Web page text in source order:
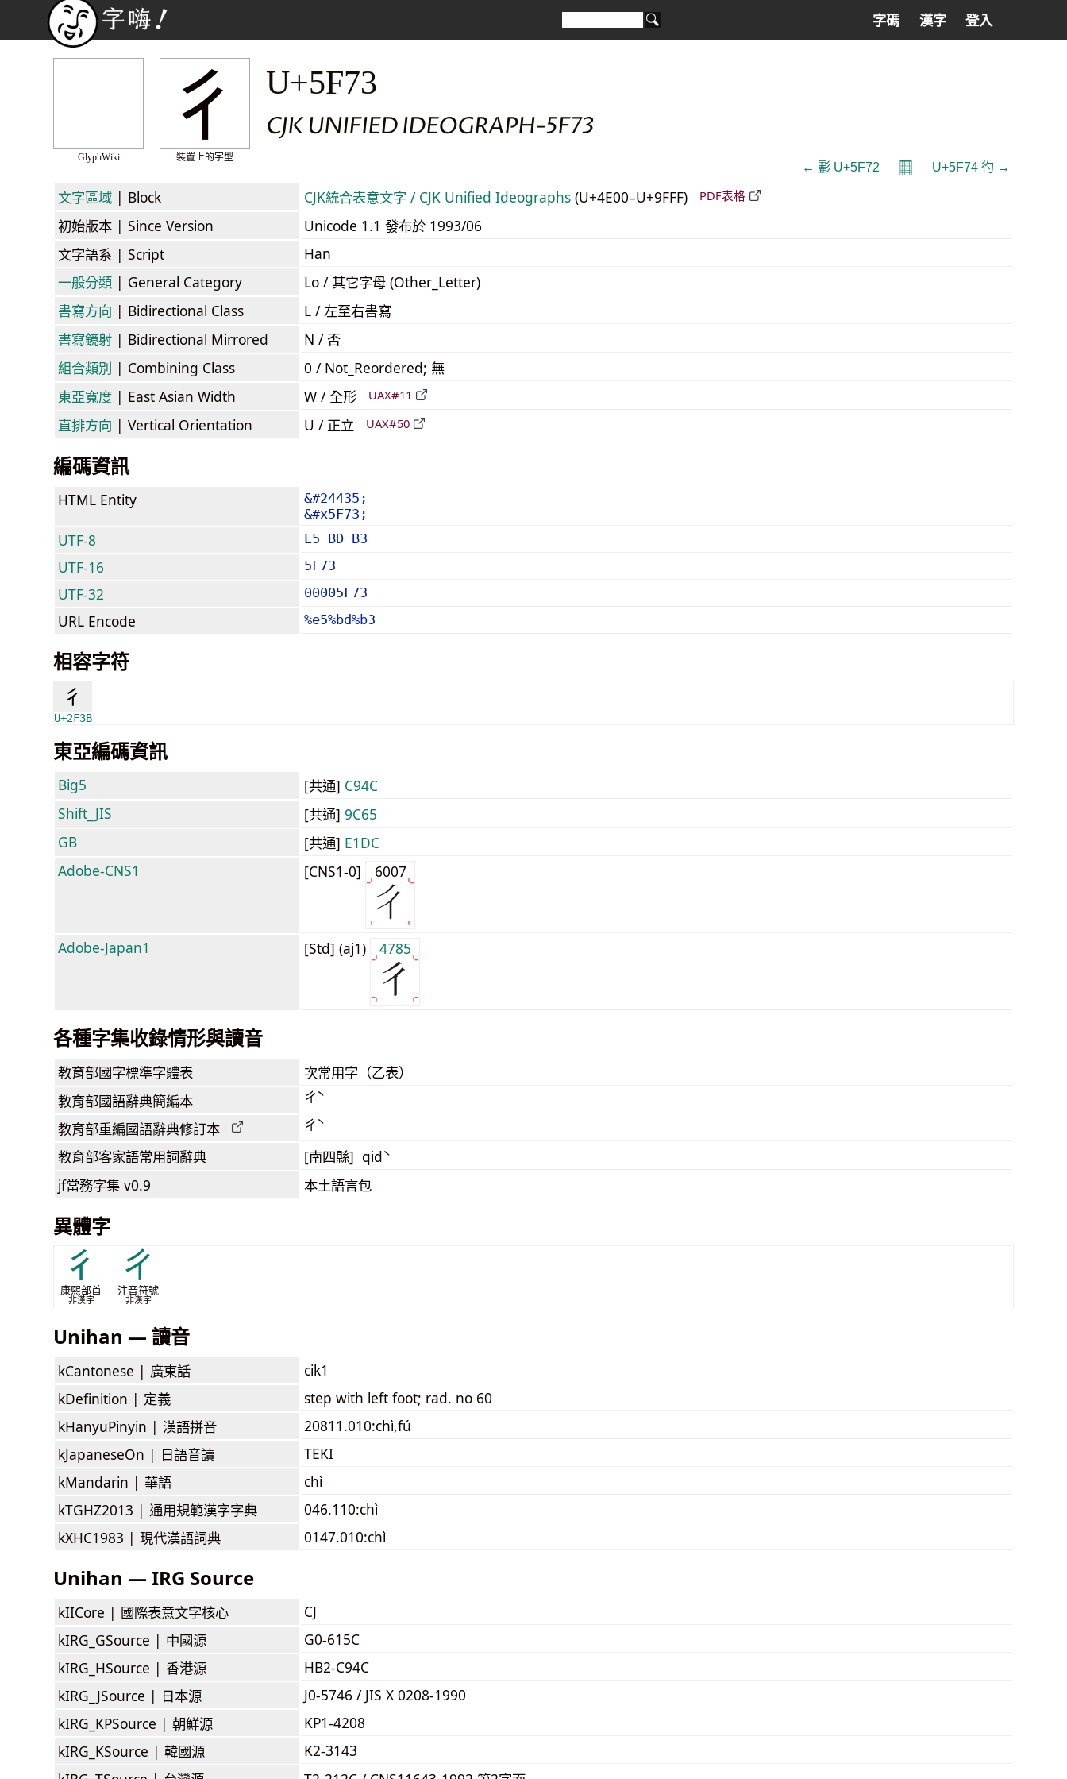
字碼 漢字 登入
GlyphWiki
彳
裝置上的字型
U+5F73
CJK UNIFIED IDEOGRAPH-5F73
← 彲 U+5F72 𝄜 U+5F74 彴 →
文字區域 | Block CJK統合表意文字 / CJK Unified Ideographs (U+4E00–U+9FFF) PDF表格
初始版本 | Since Version
Unicode 1.1 發布於 1993/06
文字語系 | Script
Han
一般分類 | General Category
Lo / 其它字母 (Other_Letter)
書寫方向 | Bidirectional Class
L / 左至右書寫
書寫鏡射 | Bidirectional Mirrored
N / 否
組合類別 | Combining Class
0 / Not_Reordered; 無
東亞寬度 | East Asian Width W / 全形 UAX#11
直排方向 | Vertical Orientation U / 正立 UAX#50
編碼資訊
HTML Entity
&#24435;
&#x5F73;
UTF-8 E5 BD B3
UTF-16 5F73
UTF-32 00005F73
URL Encode %e5%bd%b3
相容字符
⼻
U+2F3B
東亞編碼資訊
Big5 [共通] C94C
Shift_JIS
[共通] 9C65
GB
[共通] E1DC
Adobe-CNS1
[CNS1-0] 6007
Adobe-Japan1 [Std] (aj1) 4785
各種字集收錄情形與讀音
教育部國字標準字體表 次常用字（乙表）
教育部國語辭典簡編本 ㄔˋ
教育部重編國語辭典修訂本 ㄔˋ
教育部客家語常用詞辭典 [南四縣] qidˋ
jf當務字集 v0.9 本土語言包
異體字
⼻
康煕部首
非漢字
ㄔ
注音符號
非漢字
Unihan — 讀音
kCantonese | 廣東話
cik1
kDefinition | 定義
step with left foot; rad. no 60
kHanyuPinyin | 漢語拼音
20811.010:chì,fú
kJapaneseOn | 日語音讀
TEKI
kMandarin | 華語
chì
kTGHZ2013 | 通用規範漢字字典
046.110:chì
kXHC1983 | 現代漢語詞典 0147.010:chì
Unihan — IRG Source
kIICore | 國際表意文字核心
CJ
kIRG_GSource | 中國源
G0-615C
kIRG_HSource | 香港源
HB2-C94C
kIRG_JSource | 日本源
J0-5746 / JIS X 0208-1990
kIRG_KPSource | 朝鮮源
KP1-4208
kIRG_KSource | 韓國源
K2-3143